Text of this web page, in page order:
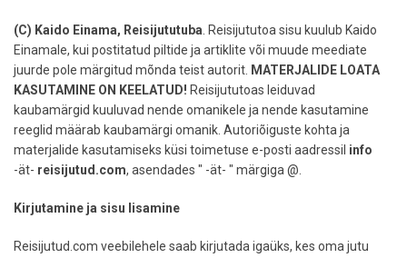
(C) Kaido Einama, Reisijututuba . Reisijututoa sisu kuulub Kaido
Einamale, kui postitatud piltide ja artiklite või muude meediate
juurde pole märgitud mõnda teist autorit. MATERJALIDE LOATA
KASUTAMINE ON KEELATUD! Reisijututoas leiduvad
kaubamärgid kuuluvad nende omanikele ja nende kasutamine
reeglid määrab kaubamärgi omanik. Autoriõiguste kohta ja
materjalide kasutamiseks küsi toimetuse e-posti aadressil info
-ät- reisijutud.com, asendades " -ät- " märgiga @.
Kirjutamine ja sisu lisamine
Reisijutud.com veebilehele saab kirjutada igaüks, kes oma jutu